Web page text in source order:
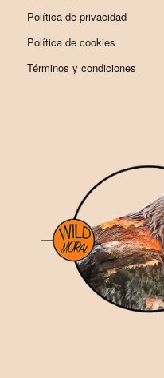
Política de privacidad
Política de cookies
Términos y condiciones